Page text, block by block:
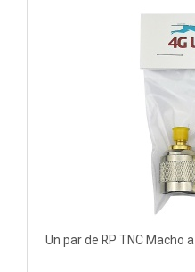
Un par de RP TNC Macho